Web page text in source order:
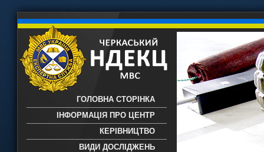
ГОЛОВНА СТОРІНКА
ІНФОРМАЦІЯ ПРО ЦЕНТР
КЕРІВНИЦТВО
ВИДИ ДОСЛІДЖЕНЬ